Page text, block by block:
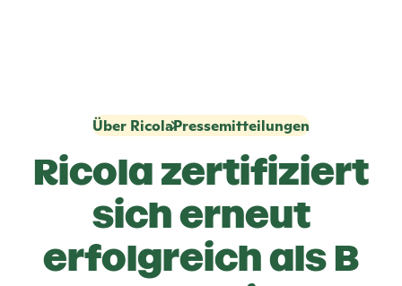
Ricola zertifiziert
sich erneut
erfolgreich als B
Über RicolaPressemitteilungen